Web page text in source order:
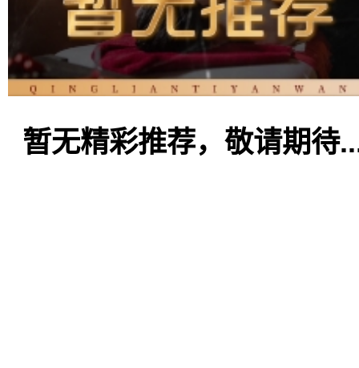
暂无精彩推荐，敬请期待